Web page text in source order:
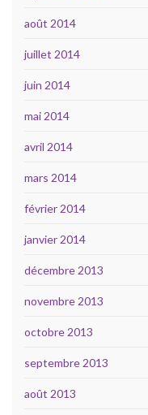
août 2014
juillet 2014
juin 2014
mai 2014
avril 2014
mars 2014
février 2014
janvier 2014
décembre 2013
novembre 2013
octobre 2013
septembre 2013
août 2013